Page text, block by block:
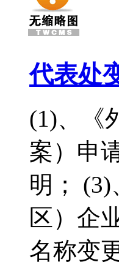
代表处
(1)、《
案）申
明；
区）企
名称变